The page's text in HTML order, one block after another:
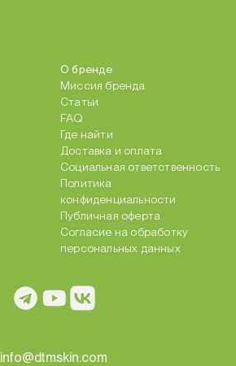
О бренде
Миссия бренда
Статьи
FAQ
Где найти
Доставка и оплата
Социальная ответственность
Политика
конфиденциальности
Публичная оферта
Согласие на обработку
персональных данных
info@dtmskin.com